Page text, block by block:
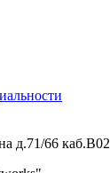
д.71/66 каб.B02